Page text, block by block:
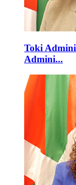
Toki
Admini...